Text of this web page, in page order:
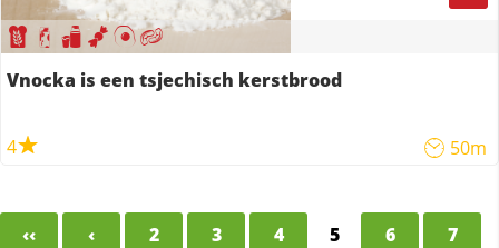
Vnocka is een tsjechisch kerstbrood
4 50m
‹‹ ‹ 2 3 4 5 6 7